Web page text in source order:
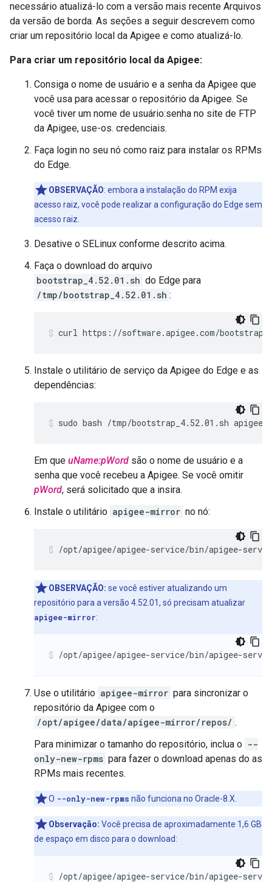
necessário atualizá-lo com a versão mais recente Arquivos
da versão de borda. As seções a seguir descrevem como
criar um repositório local da Apigee e como atualizá-lo.
Para criar um repositório local da Apigee:
Consiga o nome de usuário e a senha da Apigee que
você usa para acessar o repositório da Apigee. Se
você tiver um nome de usuário:senha no site de FTP
da Apigee, use-os. credenciais.
Faça login no seu nó como raiz para instalar os RPMs
do Edge.
OBSERVAÇÃO: embora a instalação do RPM exija
acesso raiz, você pode realizar a configuração do Edge sem
acesso raiz.
Desative o SELinux conforme descrito acima.
Faça o download do arquivo
bootstrap_4.52.01.sh do Edge para
/tmp/bootstrap_4.52.01.sh :
curl https://software.apigee.com/
Instale o utilitário de serviço da Apigee do Edge e as
dependências:
sudo bash /tmp/bootstrap_4.52.01.sh
Em que uName:pWord são o nome de usuário e a
senha que você recebeu a Apigee. Se você omitir
pWord, será solicitado que a insira.
Instale o utilitário apigee-mirror no nó:
/opt/apigee/apigee-service/bin/apigee-
OBSERVAÇÃO: se você estiver atualizando um
repositório para a versão 4.52.01, só precisam atualizar
apigee-mirror:
/opt/apigee/apigee-service/bin/apigee-
Use o utilitário apigee-mirror para sincronizar o
repositório da Apigee com o
/opt/apigee/data/apigee-mirror/repos/ .
Para minimizar o tamanho do repositório, inclua o --
only-new-rpms para fazer o download apenas do as
RPMs mais recentes.
O --only-new-rpms não funciona no Oracle-8.X.
Observação: Você precisa de aproximadamente 1,6 GB
de espaço em disco para o download:
/opt/apigee/apigee-service/bin/apigee-